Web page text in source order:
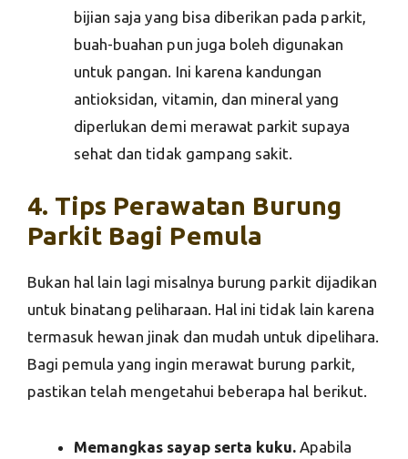
bijian saja yang bisa diberikan pada parkit,
buah-buahan pun juga boleh digunakan
untuk pangan. Ini karena kandungan
antioksidan, vitamin, dan mineral yang
diperlukan demi merawat parkit supaya
sehat dan tidak gampang sakit.
4. Tips Perawatan Burung
Parkit Bagi Pemula
Bukan hal lain lagi misalnya burung parkit dijadikan
untuk binatang peliharaan. Hal ini tidak lain karena
termasuk hewan jinak dan mudah untuk dipelihara.
Bagi pemula yang ingin merawat burung parkit,
pastikan telah mengetahui beberapa hal berikut.
Memangkas sayap serta kuku. Apabila